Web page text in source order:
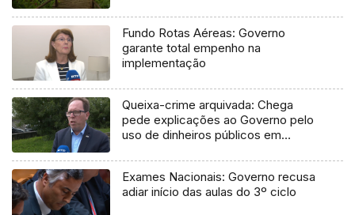
Fundo Rotas Aéreas: Governo
garante total empenho na
implementação
Queixa-crime arquivada: Chega
pede explicações ao Governo pelo
uso de dinheiros públicos em
Exames Nacionais: Governo recusa
adiar início das aulas do 3º ciclo